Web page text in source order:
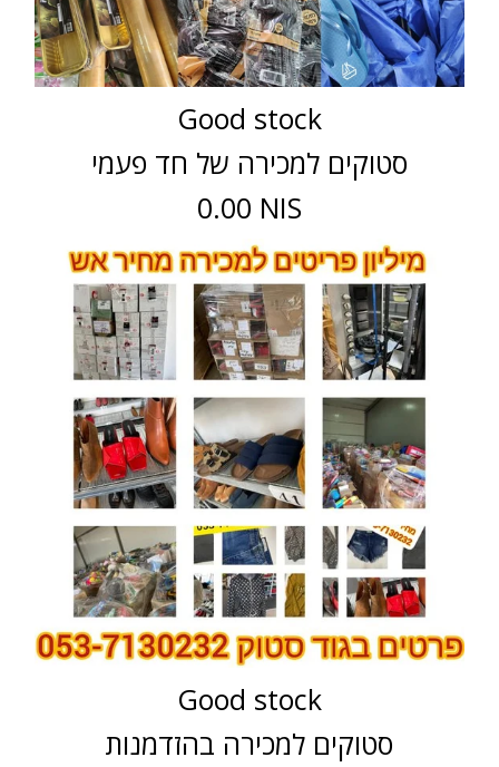
Good stock
סטוקים למכירה של חד פעמי
0.00 NIS
Good stock
סטוקים למכירה בהזדמנות